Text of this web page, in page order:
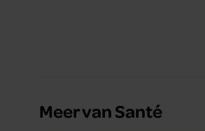
Meer van Santé